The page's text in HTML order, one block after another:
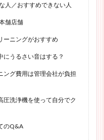
人／おすすめできない人
舗店舗
ーニングがおすすめ
にうるさい音はする？
ング費用は管理会社が負担
圧洗浄機を使って自分でク
のQ&A